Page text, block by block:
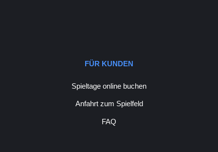
FÜR KUNDEN
Spieltage online buchen
Anfahrt zum Spielfeld
FAQ